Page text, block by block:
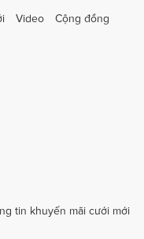
Video Cộng đồng
tin khuyến mãi cưới mới